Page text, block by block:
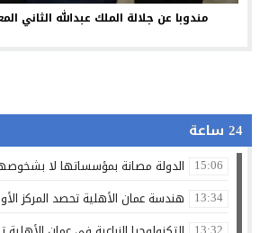
مندوبا عن جلالة الملك عبدالله الثاني
24 ساعة
15:06 الدولة مصانة بمؤسساتها لا
13:34 هندسة عمان الأهلية تحصد المركز
13:32